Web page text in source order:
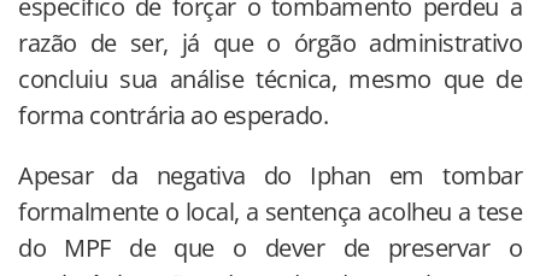
específico de forçar o tombamento perdeu a
razão de ser, já que o órgão administrativo
concluiu sua análise técnica, mesmo que de
forma contrária ao esperado.
Apesar da negativa do Iphan em tombar
formalmente o local, a sentença acolheu a tese
do MPF de que o dever de preservar o